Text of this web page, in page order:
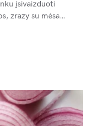
įsivaizduoti
zrazy su mėsa…